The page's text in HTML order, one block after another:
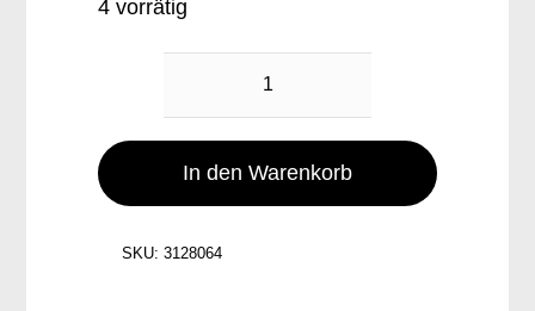
4 vorrätig
Fleischkäse
In den Warenkorb
SKU:3128064